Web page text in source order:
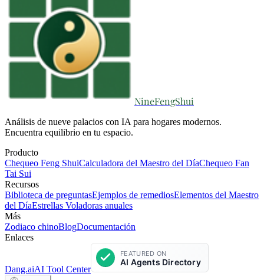
NineFengShui
Análisis de nueve palacios con IA para hogares modernos.
Encuentra equilibrio en tu espacio.
Producto
Chequeo Feng ShuiCalculadora del Maestro del DíaChequeo Fan
Tai Sui
Recursos
Biblioteca de preguntasEjemplos de remediosElementos del Maestro
del DíaEstrellas Voladoras anuales
Más
Zodiaco chinoBlogDocumentación
Enlaces
Dang.aiAI Tool Center